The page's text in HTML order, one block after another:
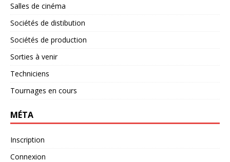
Salles de cinéma
Sociétés de distibution
Sociétés de production
Sorties à venir
Techniciens
Tournages en cours
MÉTA
Inscription
Connexion